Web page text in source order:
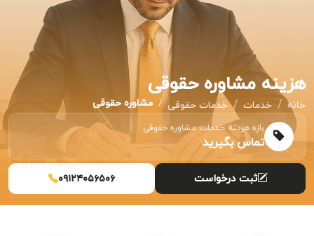
هزینه مشاوره حقوقی
خانه خدمات خدمات حقوقی مشاوره حقوقی
بازه هزینه خدمات مشاوره حقوقی
تماس بگیرید
ثبت درخواست ۰۹۱۲۴۰۵۶۵۰۶